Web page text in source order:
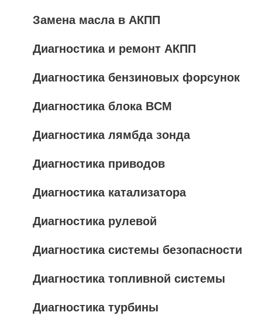
Замена масла в АКПП
Диагностика и ремонт АКПП
Диагностика бензиновых форсунок
Диагностика блока BCM
Диагностика лямбда зонда
Диагностика приводов
Диагностика катализатора
Диагностика рулевой
Диагностика системы безопасности
Диагностика топливной системы
Диагностика турбины